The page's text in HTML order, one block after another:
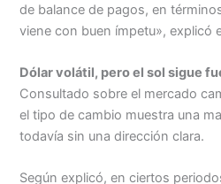
de balance de pagos, en
viene con buen ímpetu», explicó
Dólar volátil, pero el sol sigue
Consultado sobre el mercado
el tipo de cambio muestra una
todavía sin una dirección clara.
Según explicó, en ciertos